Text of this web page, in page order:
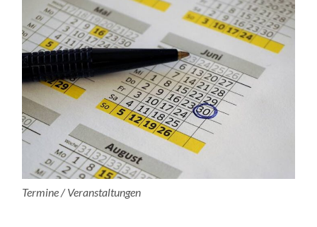
Termine / Veranstaltungen